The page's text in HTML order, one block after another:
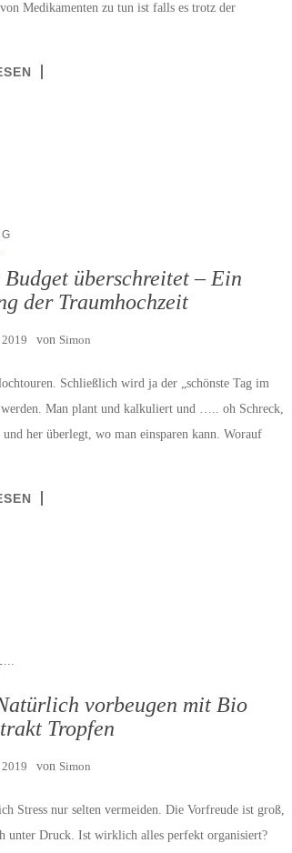
Medikamenten zu tun ist falls es trotz der
überschreitet – Ein
der Traumhochzeit
von Simon
Schließlich wird ja der „schönste Tag im
Man plant und kalkuliert und ….. oh Schreck,
her überlegt, wo man einsparen kann. Worauf
...
vorbeugen mit Bio
Tropfen
von Simon
Stress nur selten vermeiden. Die Vorfreude ist groß,
unter Druck. Ist wirklich alles perfekt organisiert?